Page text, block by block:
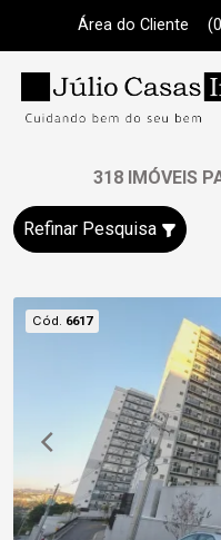
Área do Cliente
318 IMÓVEIS
Refinar Pesquisa
Cód. 6617